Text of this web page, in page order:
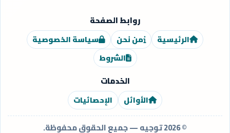
روابط الصفحة
الرئيسية من نحن
سياسة الخصوصية
الشروط
الخدمات
الأوائل الإحصائيات
© 2026 توجيه — جميع الحقوق محفوظة.